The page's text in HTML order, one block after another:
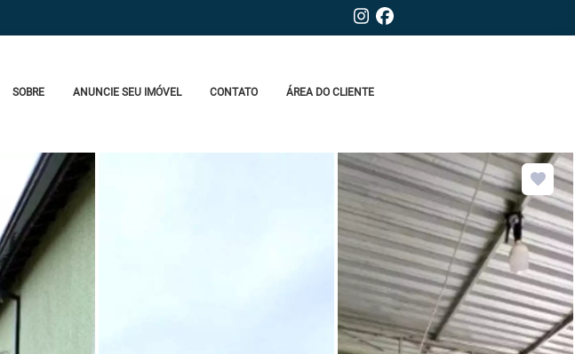
SOBRE ANUNCIE SEU IMÓVEL CONTATO ÁREA DO CLIENTE